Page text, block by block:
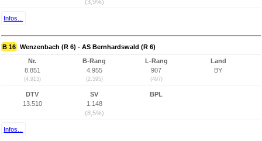
(3,9%)
Infos...
B 16 Wenzenbach (R 6) - AS Bernhardswald (R 6)
Nr.
8.851
(4.913)
B-Rang
4.955
(2.595)
L-Rang
907
(497)
Land
BY
DTV
13.510
SV
1.148
(8,5%)
BPL
Infos...